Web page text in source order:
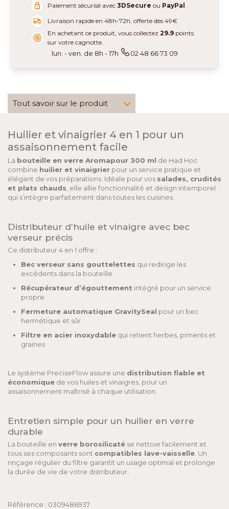
Paiement sécurisé avec3DSecure ou PayPal
Livraison rapide en 48h-72h, offerte dès 49€
En achetant ce produit, vous collectez29.9 points
sur votre cagnotte.
lun. - ven. de 8h - 17h 02 48 66 73 09
Tout savoir sur le produit
Huilier et vinaigrier 4 en 1 pour un
assaisonnement facile
La bouteille en verre Aromapour 300 ml de Had Hoc
combine huilier et vinaigrier pour un service pratique et
élégant de vos préparations. Idéale pour vos salades, crudités
et plats chauds , elle allie fonctionnalité et design intemporel
qui s’intègre parfaitement dans toutes les cuisines.
Distributeur d’huile et vinaigre avec bec
verseur précis
Ce distributeur 4 en 1 offre :
Bec verseur sans gouttelettes qui redirige les
excédents dans la bouteille
Récupérateur d’égouttement intégré pour un service
propre
Fermeture automatique GravitySeal pour un bec
hermétique et sûr
Filtre en acier inoxydable qui retient herbes, piments et
graines
Le système PreciseFlow assure une distribution fiable et
économique de vos huiles et vinaigres, pour un
assaisonnement maîtrisé à chaque utilisation.
Entretien simple pour un huilier en verre
durable
La bouteille en verre borosilicaté se nettoie facilement et
tous ses composants sont compatibles lave-vaisselle . Un
rinçage régulier du filtre garantit un usage optimal et prolonge
la durée de vie de votre distributeur.
Référence : 0309486937